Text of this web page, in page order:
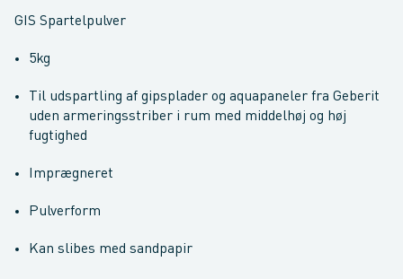
GIS Spartelpulver
5kg
Til udspartling af gipsplader og aquapaneler fra Geberit
uden armeringsstriber i rum med middelhøj og høj
fugtighed
Imprægneret
Pulverform
Kan slibes med sandpapir